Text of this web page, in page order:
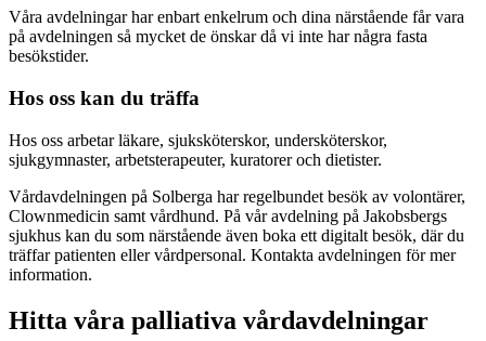
Våra avdelningar har enbart enkelrum och dina närstående får vara
på avdelningen så mycket de önskar då vi inte har några fasta
besökstider.
Hos oss kan du träffa
Hos oss arbetar läkare, sjuksköterskor, undersköterskor,
sjukgymnaster, arbetsterapeuter, kuratorer och dietister.
Vårdavdelningen på Solberga har regelbundet besök av volontärer,
Clownmedicin samt vårdhund. På vår avdelning på Jakobsbergs
sjukhus kan du som närstående även boka ett digitalt besök, där du
träffar patienten eller vårdpersonal. Kontakta avdelningen för mer
information.
Hitta våra palliativa vårdavdelningar